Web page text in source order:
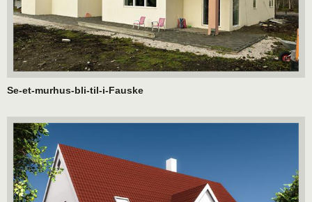
Se-et-murhus-bli-til-i-Fauske